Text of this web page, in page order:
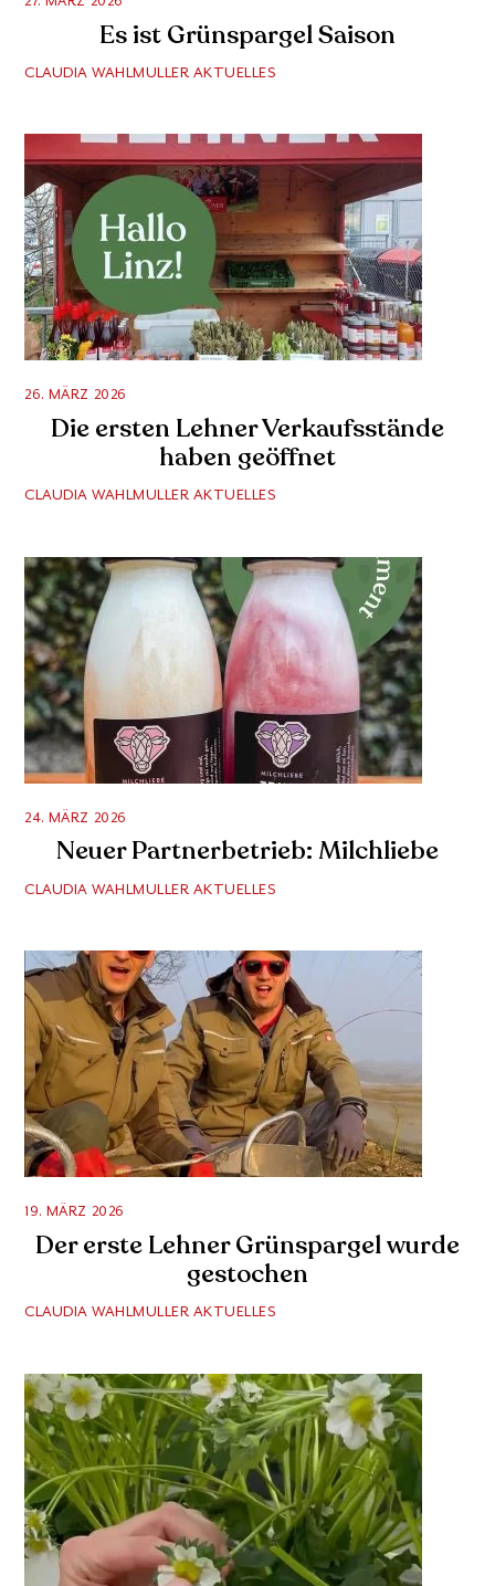
Es ist Grünspargel Saison
CLAUDIA WAHLMULLER AKTUELLES
26. MÄRZ 2026
Die ersten Lehner Verkaufsstände
haben geöffnet
CLAUDIA WAHLMULLER AKTUELLES
24. MÄRZ 2026
Neuer Partnerbetrieb: Milchliebe
CLAUDIA WAHLMULLER AKTUELLES
19. MÄRZ 2026
Der erste Lehner Grünspargel wurde
gestochen
CLAUDIA WAHLMULLER AKTUELLES